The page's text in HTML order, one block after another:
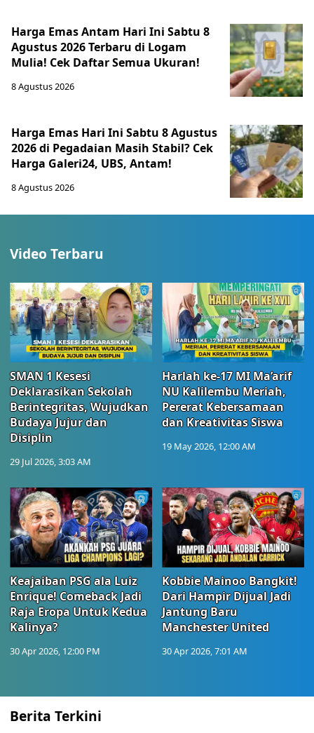
Harga Emas Antam Hari Ini Sabtu 8
Agustus 2026 Terbaru di Logam
Mulia! Cek Daftar Semua Ukuran!
8 Agustus 2026
Harga Emas Hari Ini Sabtu 8 Agustus
2026 di Pegadaian Masih Stabil? Cek
Harga Galeri24, UBS, Antam!
8 Agustus 2026
Video Terbaru
SMAN 1 Kesesi
Deklarasikan Sekolah
Berintegritas, Wujudkan
Budaya Jujur dan
Disiplin
29 Jul 2026, 3:03 AM
Harlah ke-17 MI Ma’arif
NU Kalilembu Meriah,
Pererat Kebersamaan
dan Kreativitas Siswa
19 May 2026, 12:00 AM
Keajaiban PSG ala Luiz
Enrique! Comeback Jadi
Raja Eropa Untuk Kedua
Kalinya?
30 Apr 2026, 12:00 PM
Kobbie Mainoo Bangkit!
Dari Hampir Dijual Jadi
Jantung Baru
Manchester United
30 Apr 2026, 7:01 AM
Berita Terkini